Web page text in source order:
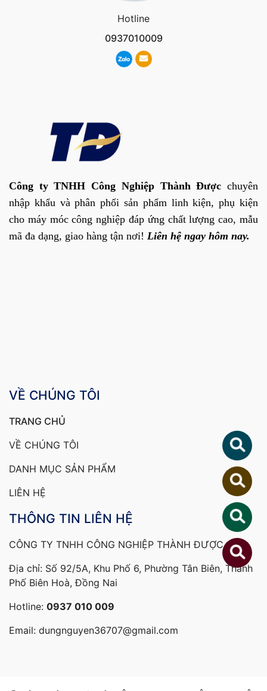
Hotline
0937010009
Công ty TNHH Công Nghiệp Thành Được chuyên
nhập khẩu và phân phối sản phẩm linh kiện, phụ kiện
cho máy móc công nghiệp đáp ứng chất lượng cao, mẫu
mã đa dạng, giao hàng tận nơi! Liên hệ ngay hôm nay.
VỀ CHÚNG TÔI
TRANG CHỦ
VỀ CHÚNG TÔI
DANH MỤC SẢN PHẨM
LIÊN HỆ
THÔNG TIN LIÊN HỆ
CÔNG TY TNHH CÔNG NGHIỆP THÀNH ĐƯỢC
Địa chỉ: Số 92/5A, Khu Phố 6, Phường Tân Biên, Thành
Phố Biên Hoà, Đồng Nai
Hotline: 0937 010 009
Email: dungnguyen36707@gmail.com